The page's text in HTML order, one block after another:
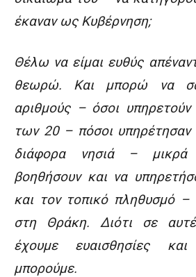
έκαναν ως Κυβέρνηση;
Θέλω να είμαι ευθύς
θεωρώ. Και μπορώ να
αριθμούς – όσοι
των 20 – πόσοι υπηρέτησαν
διάφορα νησιά –
βοηθήσουν και να
και τον τοπικό πληθυσμό –
στη Θράκη. Διότι σε
έχουμε ευαισθησίες
μπορούμε.